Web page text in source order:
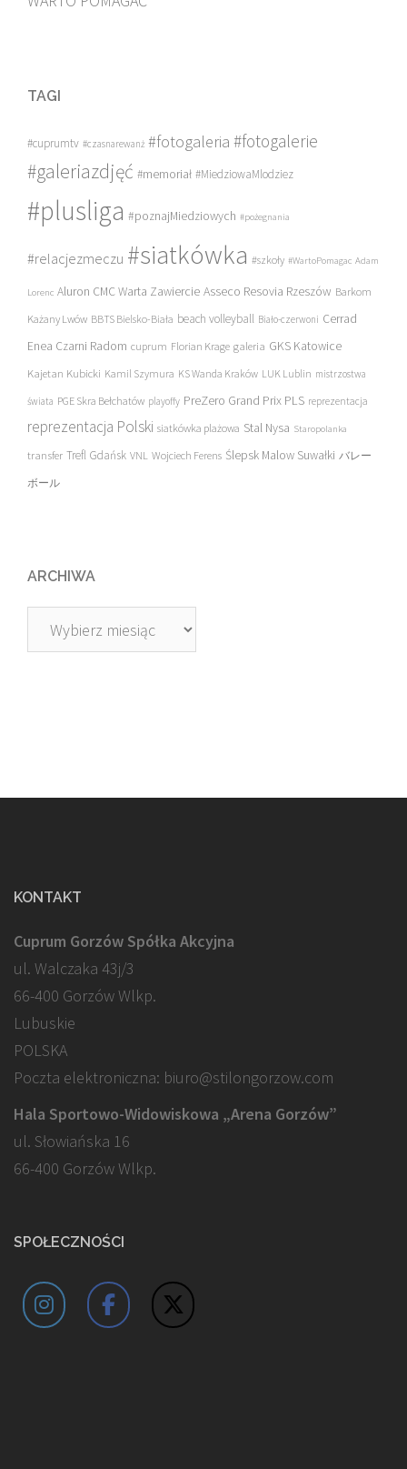
TAGI
#cuprumtv #czasnarewanż #fotogaleria #fotogalerie
#galeriazdjęć #memoriał #MiedziowaMlodziez
#plusliga #poznajMiedziowych #pożegnania
#relacjezmeczu #siatkówka #szkoły #WartoPomagac Adam
Lorenc Aluron CMC Warta Zawiercie Asseco Resovia Rzeszów Barkom
Każany Lwów BBTS Bielsko-Biała beach volleyball Biało-czerwoni Cerrad
Enea Czarni Radom cuprum Florian Krage galeria GKS Katowice
Kajetan Kubicki Kamil Szymura KS Wanda Kraków LUK Lublin mistrzostwa
świata PGE Skra Bełchatów playoffy PreZero Grand Prix PLS reprezentacja
reprezentacja Polski siatkówka plażowa Stal Nysa Staropolanka
transfer Trefl Gdańsk VNL Wojciech Ferens Ślepsk Malow Suwałki バレー
ボール
ARCHIWA
Archiwa
KONTAKT
Cuprum Gorzów Spółka Akcyjna
ul. Walczaka 43j/3
66-400 Gorzów Wlkp.
Lubuskie
POLSKA
Poczta elektroniczna: biuro@stilongorzow.com
Hala Sportowo-Widowiskowa „Arena Gorzów”
ul. Słowiańska 16
66-400 Gorzów Wlkp.
SPOŁECZNOŚCI